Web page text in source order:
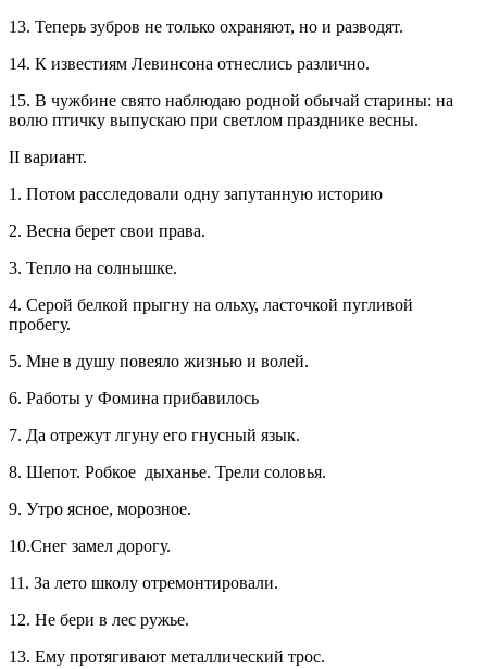
13. Теперь зубров не только охраняют, но и разводят.
14. К известиям Левинсона отнеслись различно.
15. В чужбине свято наблюдаю родной обычай старины: на
волю птичку выпускаю при светлом празднике весны.
II вариант.
1. Потом расследовали одну запутанную историю
2. Весна берет свои права.
3. Тепло на солнышке.
4. Серой белкой прыгну на ольху, ласточкой пугливой
пробегу.
5. Мне в душу повеяло жизнью и волей.
6. Работы у Фомина прибавилось
7. Да отрежут лгуну его гнусный язык.
8. Шепот. Робкое дыханье. Трели соловья.
9. Утро ясное, морозное.
10.Снег замел дорогу.
11. За лето школу отремонтировали.
12. Не бери в лес ружье.
13. Ему протягивают металлический трос.